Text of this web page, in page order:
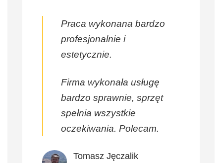
Praca wykonana bardzo
profesjonalnie i
estetycznie.
Firma wykonała usługę
bardzo sprawnie, sprzęt
spełnia wszystkie
oczekiwania. Polecam.
Tomasz Jęczalik